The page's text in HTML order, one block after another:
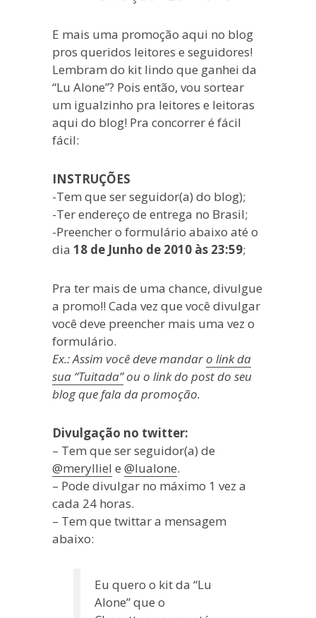
à
antiga.
E mais uma promoção aqui no blog
pros queridos leitores e seguidores!
Lembram do kit lindo que ganhei da
“Lu Alone”? Pois então, vou sortear
um igualzinho pra leitores e leitoras
aqui do blog! Pra concorrer é fácil
fácil:
INSTRUÇÕES
-Tem que ser seguidor(a) do blog);
-Ter endereço de entrega no Brasil;
-Preencher o formulário abaixo até o
dia 18 de Junho de 2010 às 23:59;
Pra ter mais de uma chance, divulgue
a promo!! Cada vez que você divulgar
você deve preencher mais uma vez o
formulário.
Ex.: Assim você deve mandaro link da
sua “Tuitada”ou o link do post do seu
blog que fala da promoção.
Divulgação no twitter:
– Tem que ser seguidor(a) de
@merylliel e @lualone.
– Pode divulgar no máximo 1 vez a
cada 24 horas.
– Tem que twittar a mensagem
abaixo:
Eu quero o kit da “Lu
Alone” que o